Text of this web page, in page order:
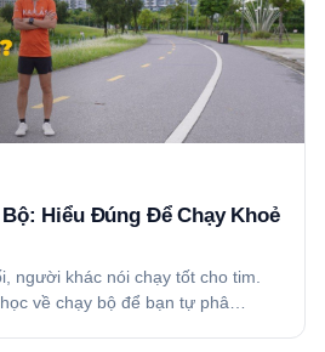
Hiểu Đúng Để Chạy Khoẻ
người khác nói chạy tốt cho tim.
về chạy bộ để bạn tự phâ…